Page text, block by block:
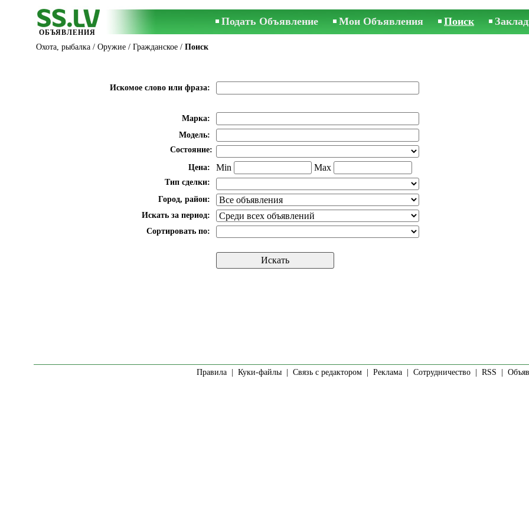
ОБЪЯВЛЕНИЯ
Подать Объявление Мои Объявления Поиск
Охота, рыбалка / Оружие / Гражданское / Поиск
Искомое слово или фраза:
Марка:
Модель:
Состояние:
Цена:
Min Max
Тип сделки:
Город, район:
Искать за период:
Сортировать по:
Правила| Куки-файлы| Связь с редактором| Реклама| Сотрудничество| RSS |